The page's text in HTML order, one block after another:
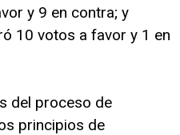
y 9 en contra; y
10 votos a favor y 1 en
del proceso de
principios de